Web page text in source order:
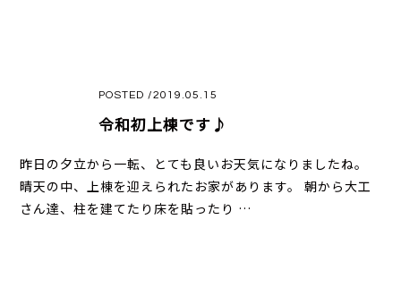
POSTED /2019.05.15
令和初上棟です♪
昨日の夕立から一転、とても良いお天気になりましたね。
晴天の中、上棟を迎えられたお家があります。 朝から大工
さん達、柱を建てたり床を貼ったり …